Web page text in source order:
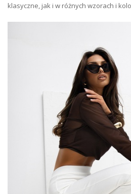
klasyczne, jak i w różnych wzorach i